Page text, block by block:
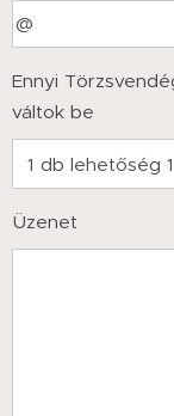
Ennyi
váltok be
Üzenet